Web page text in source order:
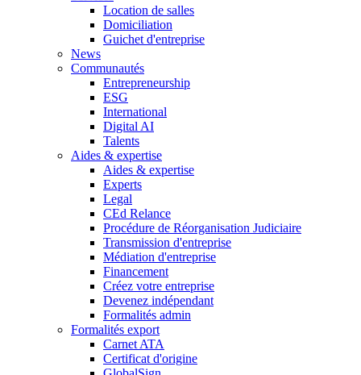
Location de salles
Domiciliation
Guichet d'entreprise
News
Communautés
Entrepreneurship
ESG
International
Digital AI
Talents
Aides & expertise
Aides & expertise
Experts
Legal
CEd Relance
Procédure de Réorganisation Judiciaire
Transmission d'entreprise
Médiation d'entreprise
Financement
Créez votre entreprise
Devenez indépendant
Formalités admin
Formalités export
Carnet ATA
Certificat d'origine